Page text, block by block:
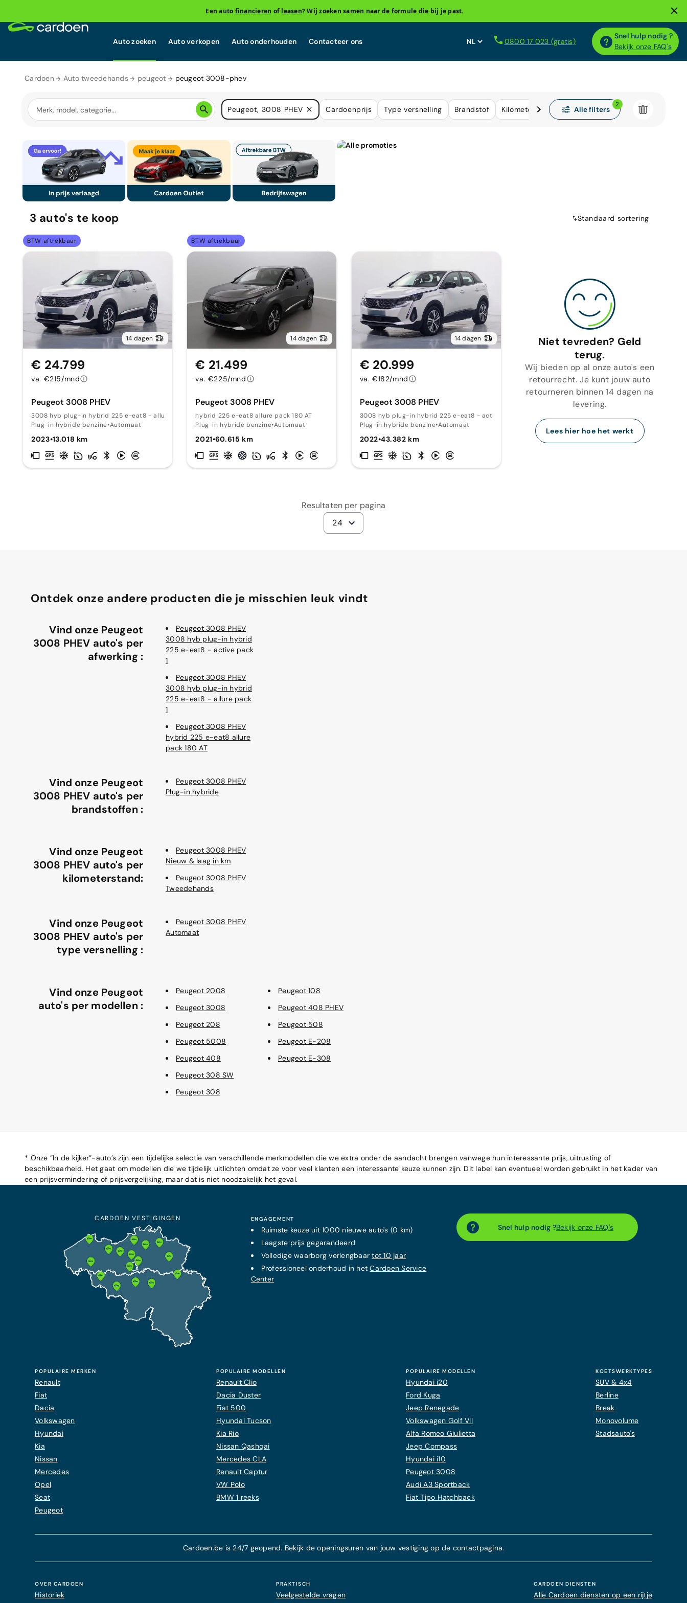
Een auto financieren of leasen? Wij zoeken samen naar de formule die bij je past.
Auto zoeken Auto verkopen Auto onderhouden Contacteer ons 0800 17 023 (gratis)
Snel hulp nodig ?
Bekijk onze FAQ's
Cardoen Auto tweedehands peugeot peugeot 3008-phev
Peugeot, 3008 PHEV Cardoenprijs Type versnelling Brandstof Kilometerstand Alle filters
2
3 auto's te koop Standaard sortering
BTW aftrekbaar
14 dagen
Peugeot 3008 PHEV
3008 hyb plug-in hybrid 225 e-eat8 - allure pack 1
Plug-in hybride benzine•Automaat
2023•13.018 km
€ 24.799
va. €215/mnd
BTW aftrekbaar
14 dagen
Peugeot 3008 PHEV
hybrid 225 e-eat8 allure pack 180 AT
Plug-in hybride benzine•Automaat
2021•60.615 km
€ 21.499
va. €225/mnd
14 dagen
Peugeot 3008 PHEV
3008 hyb plug-in hybrid 225 e-eat8 - active pack 1
Plug-in hybride benzine•Automaat
2022•43.382 km
€ 20.999
va. €182/mnd
Niet tevreden? Geld
terug.
Wij bieden op al onze auto's een
retourrecht. Je kunt jouw auto
retourneren binnen 14 dagen na
levering.
Lees hier hoe het werkt
Resultaten per pagina
24
Ontdek onze andere producten die je misschien leuk vindt
Vind onze Peugeot
3008 PHEV auto's per
afwerking :
Peugeot 3008 PHEV
3008 hyb plug-in hybrid
225 e-eat8 - active pack
1
Peugeot 3008 PHEV
3008 hyb plug-in hybrid
225 e-eat8 - allure pack
1
Peugeot 3008 PHEV
hybrid 225 e-eat8 allure
pack 180 AT
Vind onze Peugeot
3008 PHEV auto's per
brandstoffen :
Peugeot 3008 PHEV
Plug-in hybride
Vind onze Peugeot
3008 PHEV auto's per
kilometerstand:
Peugeot 3008 PHEV
Nieuw & laag in km
Peugeot 3008 PHEV
Tweedehands
Vind onze Peugeot
3008 PHEV auto's per
type versnelling :
Peugeot 3008 PHEV
Automaat
Vind onze Peugeot
auto's per modellen :
Peugeot 2008
Peugeot 3008
Peugeot 208
Peugeot 5008
Peugeot 408
Peugeot 308 SW
Peugeot 308
Peugeot 108
Peugeot 408 PHEV
Peugeot 508
Peugeot E-208
Peugeot E-308
* Onze “In de kijker”-auto’s zijn een tijdelijke selectie van verschillende merkmodellen die we extra onder de aandacht brengen vanwege hun interessante prijs, uitrusting of
beschikbaarheid. Het gaat om modellen die we tijdelijk uitlichten omdat ze voor veel klanten een interessante keuze kunnen zijn. Dit label kan eventueel worden gebruikt in het kader van
een prijsvermindering of prijsvergelijking, maar dat is niet noodzakelijk het geval.
Snel hulp nodig ?Bekijk onze FAQ's
ENGAGEMENT
Ruimste keuze uit 1000 nieuwe auto's (0 km)
Laagste prijsgegarandeerd
Volledige waarborg verlengbaartot 10 jaar
Professioneel onderhoud in hetCardoen Service
Center
CARDOEN VESTIGINGEN
POPULAIRE MERKEN
Renault
Fiat
Dacia
Volkswagen
Hyundai
Kia
Nissan
Mercedes
Opel
Seat
Peugeot
POPULAIRE MODELLEN
Renault Clio
Dacia Duster
Fiat 500
Hyundai Tucson
Kia Rio
Nissan Qashqai
Mercedes CLA
Renault Captur
VW Polo
BMW 1 reeks
POPULAIRE MODELLEN
Hyundai i20
Ford Kuga
Jeep Renegade
Volkswagen Golf VII
Alfa Romeo Giulietta
Jeep Compass
Hyundai i10
Peugeot 3008
Audi A3 Sportback
Fiat Tipo Hatchback
KOETSWERKTYPES
SUV & 4x4
Berline
Break
Monovolume
Stadsauto's
Cardoen.be is 24/7 geopend. Bekijk de openingsuren van jouw vestiging op de contactpagina.
OVER CARDOEN
Historiek
PRAKTISCH
Veelgestelde vragen
CARDOEN DIENSTEN
Alle Cardoen diensten op een rijtje